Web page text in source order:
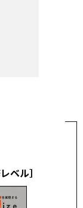
ベル］